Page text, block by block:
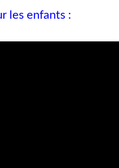
les enfants :